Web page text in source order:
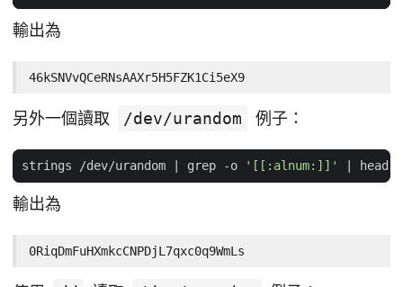
輸出為
46kSNVvQCeRNsAAXr5H5FZK1Ci5eX9
另外一個讀取 /dev/urandom 例子：
strings /dev/urandom grep -o '[[:alnum:]]' head
輸出為
0RiqDmFuHXmkcCNPDjL7qxc0q9WmLs